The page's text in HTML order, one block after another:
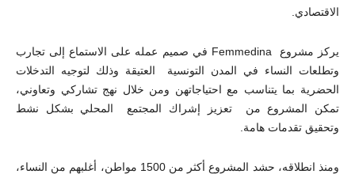
الاقتصادي.
يركز مشروع Femmedina في صميم عمله على الاستماع إلى تجارب
وتطلعات النساء في المدن التونسية العتيقة وذلك لتوجيه التدخلات
الحضرية بما يتناسب مع احتياجاتهن ومن خلال نهج تشاركي وتعاوني،
تمكن المشروع من تعزيز إشراك المجتمع المحلي بشكل نشط
وتحقيق تقدمات هامة.
ومنذ انطلاقه، حشد المشروع أكثر من 1500 مواطن، أغلبهم من النساء،